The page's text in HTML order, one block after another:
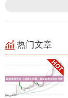
热门文章